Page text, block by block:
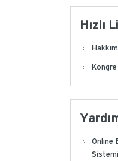
Hızlı
Online
Sistemi